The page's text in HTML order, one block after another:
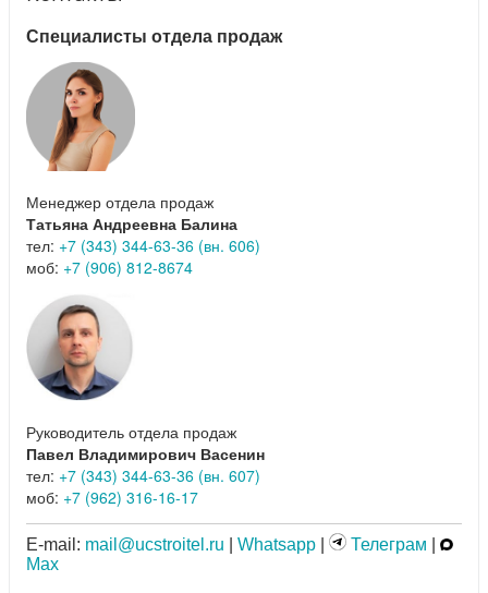
Специалисты отдела продаж
Менеджер отдела продаж
Татьяна Андреевна Балина
тел: +7 (343) 344-63-36 (вн. 606)
моб: +7 (906) 812-8674
Руководитель отдела продаж
Павел Владимирович Васенин
тел: +7 (343) 344-63-36 (вн. 607)
моб: +7 (962) 316-16-17
E-mail: mail@ucstroitel.ru Whatsapp Телеграм
Max